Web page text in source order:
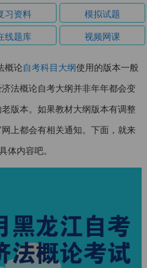
习资料
模拟试题
线题库 视频网课
概论自考科目大纲使用的版本一般
法概论自考大纲并非年年都会变
版本。如果教材大纲版本有调整
上都会有相关通知。下面，就来
体内容吧。